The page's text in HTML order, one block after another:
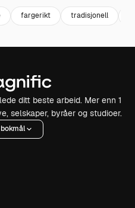
fargerikt tradisjonell
ditt beste arbeid. Mer enn 1
selskaper, byråer og studioer.